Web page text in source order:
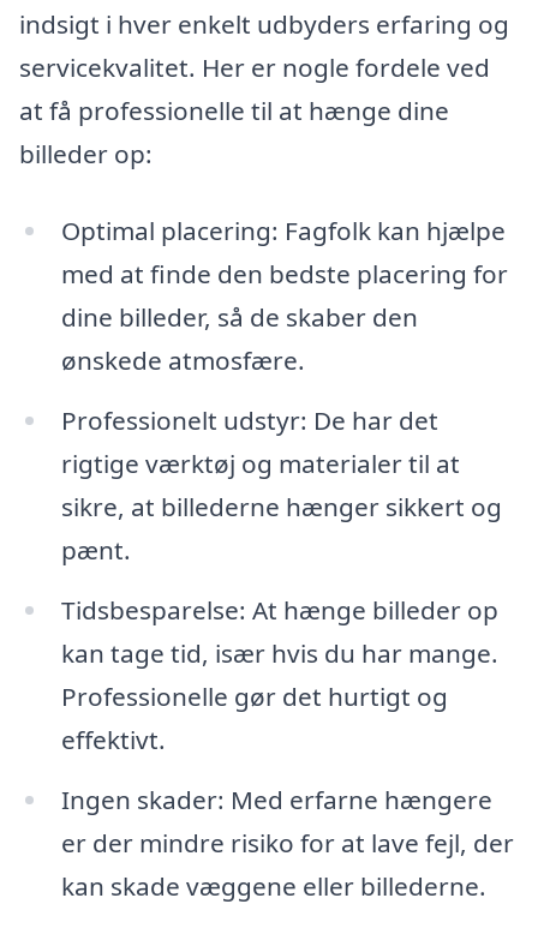
indsigt i hver enkelt udbyders erfaring og
servicekvalitet. Her er nogle fordele ved
at få professionelle til at hænge dine
billeder op:
Optimal placering: Fagfolk kan hjælpe
med at finde den bedste placering for
dine billeder, så de skaber den
ønskede atmosfære.
Professionelt udstyr: De har det
rigtige værktøj og materialer til at
sikre, at billederne hænger sikkert og
pænt.
Tidsbesparelse: At hænge billeder op
kan tage tid, især hvis du har mange.
Professionelle gør det hurtigt og
effektivt.
Ingen skader: Med erfarne hængere
er der mindre risiko for at lave fejl, der
kan skade væggene eller billederne.